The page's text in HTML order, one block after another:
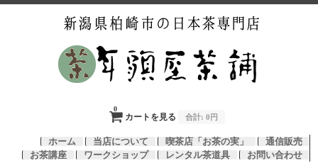
カートを見る
0
合計: 0円
ホーム 当店について 喫茶店「お茶の実」
通信販売
お茶講座
ワークショップ レンタル茶道具 お問い合わせ